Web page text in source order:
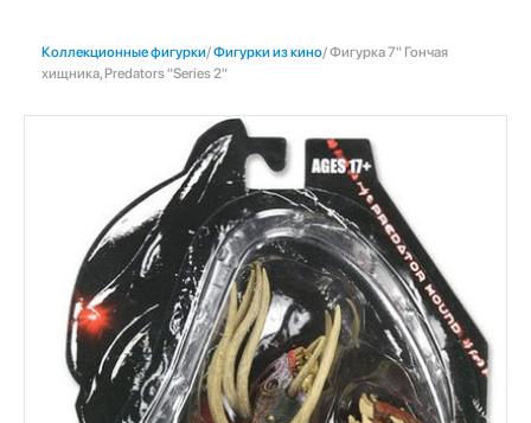
Коллекционные фигурки/Фигурки из кино/ Фигурка 7" Гончая
хищника, Predators "Series 2"